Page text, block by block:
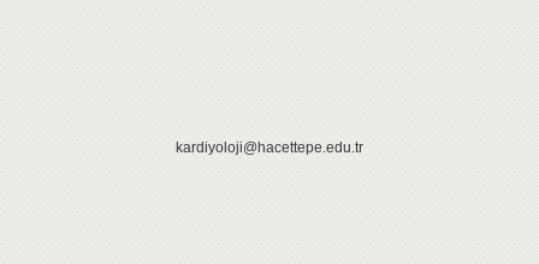
kardiyoloji@hacettepe.edu.tr